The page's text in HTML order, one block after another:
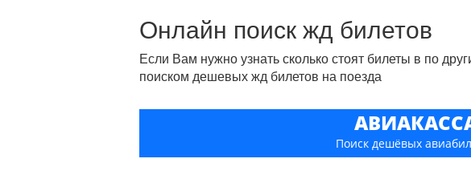
Онлайн поиск жд билетов
Если Вам нужно узнать сколько стоят билеты в по
поиском дешевых жд билетов на поезда
Поиск дешёвых